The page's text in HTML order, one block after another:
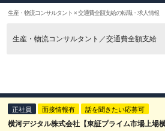
生産・物流コンサルタント × 交通費全額支給の転職・求人情報
生産・物流コンサルタント／交通費全額支給
正社員 面接情報有 話を聞きたい応募可
横河デジタル株式会社【東証プライム市場上場